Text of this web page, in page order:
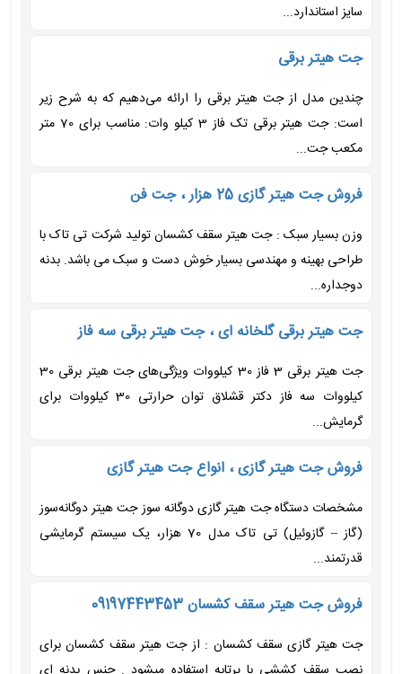
سایز استاندارد...
جت هیتر برقی
چندین مدل از جت هیتر برقی را ارائه می‌دهیم که به شرح زیر
است: جت هیتر برقی تک فاز 3 کیلو وات: مناسب برای 70 متر
مکعب جت...
فروش جت هیتر گازی 25 هزار ، جت فن
وزن بسیار سبک : جت هیتر سقف کشسان تولید شرکت تی تاک با
طراحی بهینه و مهندسی بسیار خوش دست و سبک می باشد. بدنه
دوجداره...
جت هیتر برقی گلخانه ای ، جت هیتر برقی سه فاز
جت هیتر برقی 3 فاز 30 کیلووات ویژگی‌های جت هیتر برقی 30
کیلووات سه فاز دکتر قشلاق توان حرارتی 30 کیلووات برای
گرمایش...
فروش جت هیتر گازی ، انواع جت هیتر گازی
مشخصات دستگاه جت هیتر گازی دوگانه سوز جت هیتر دوگانه‌سوز
(گاز – گازوئیل) تی تاک مدل 70 هزار، یک سیستم گرمایشی
قدرتمند...
فروش جت هیتر سقف کشسان 09197443453
جت هیتر گازی سقف کشسان : از جت هیتر سقف کشسان برای